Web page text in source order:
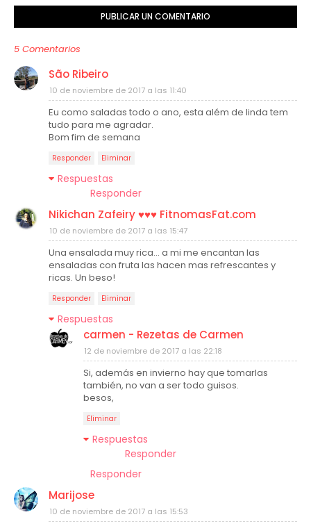
PUBLICAR UN COMENTARIO
5 Comentarios
São Ribeiro
10 de noviembre de 2017 a las 11:40
Eu como saladas todo o ano, esta além de linda tem
tudo para me agradar.
Bom fim de semana
Responder Eliminar
Respuestas
Responder
Nikichan Zafeiry ♥♥♥ FitnomasFat.com
10 de noviembre de 2017 a las 15:47
Una ensalada muy rica... a mi me encantan las
ensaladas con fruta las hacen mas refrescantes y
ricas. Un beso!
Responder Eliminar
Respuestas
carmen - Rezetas de Carmen
12 de noviembre de 2017 a las 22:18
Si, además en invierno hay que tomarlas
también, no van a ser todo guisos.
besos,
Eliminar
Respuestas
Responder
Responder
Marijose
10 de noviembre de 2017 a las 15:53